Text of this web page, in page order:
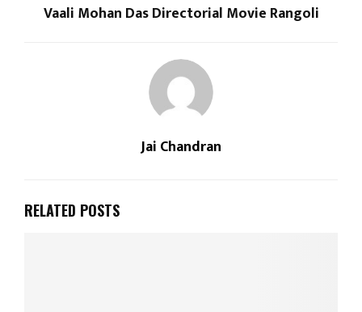
Vaali Mohan Das Directorial Movie Rangoli
Jai Chandran
RELATED POSTS